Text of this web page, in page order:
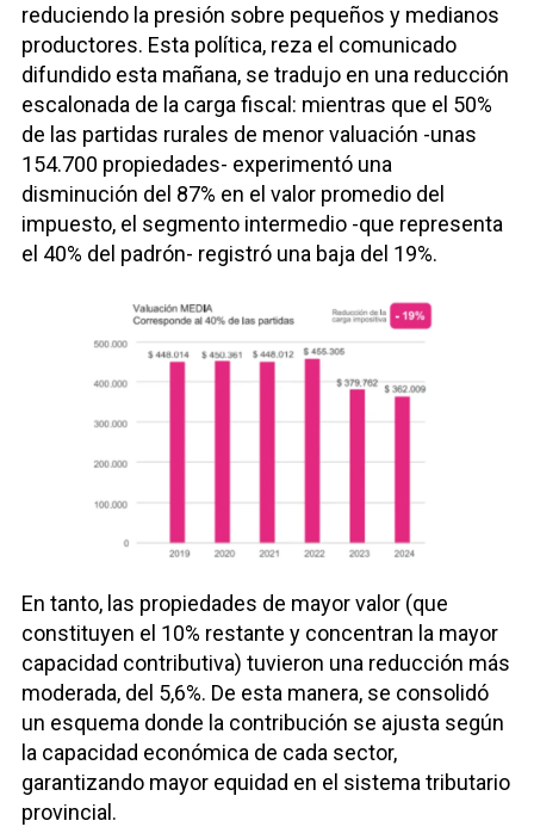
reduciendo la presión sobre pequeños y medianos
productores. Esta política, reza el comunicado
difundido esta mañana, se tradujo en una reducción
escalonada de la carga fiscal: mientras que el 50%
de las partidas rurales de menor valuación -unas
154.700 propiedades- experimentó una
disminución del 87% en el valor promedio del
impuesto, el segmento intermedio -que representa
el 40% del padrón- registró una baja del 19%.
En tanto, las propiedades de mayor valor (que
constituyen el 10% restante y concentran la mayor
capacidad contributiva) tuvieron una reducción más
moderada, del 5,6%. De esta manera, se consolidó
un esquema donde la contribución se ajusta según
la capacidad económica de cada sector,
garantizando mayor equidad en el sistema tributario
provincial.